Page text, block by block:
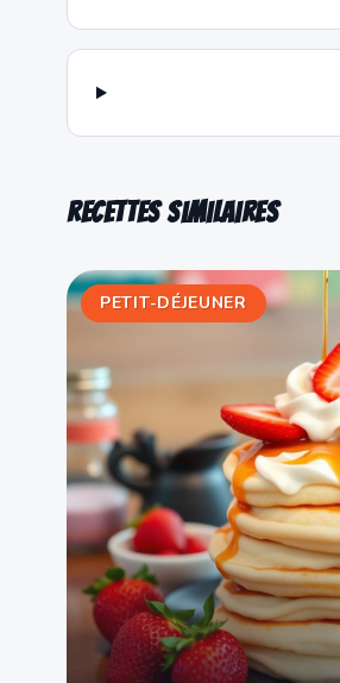
Recettes similaires
PETIT-DÉJEUNER